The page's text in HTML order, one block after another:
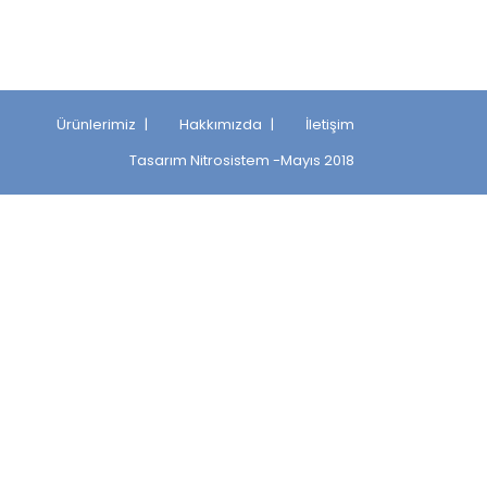
Ürünlerimiz Hakkımızda
İletişim
Tasarım Nitrosistem -Mayıs 2018